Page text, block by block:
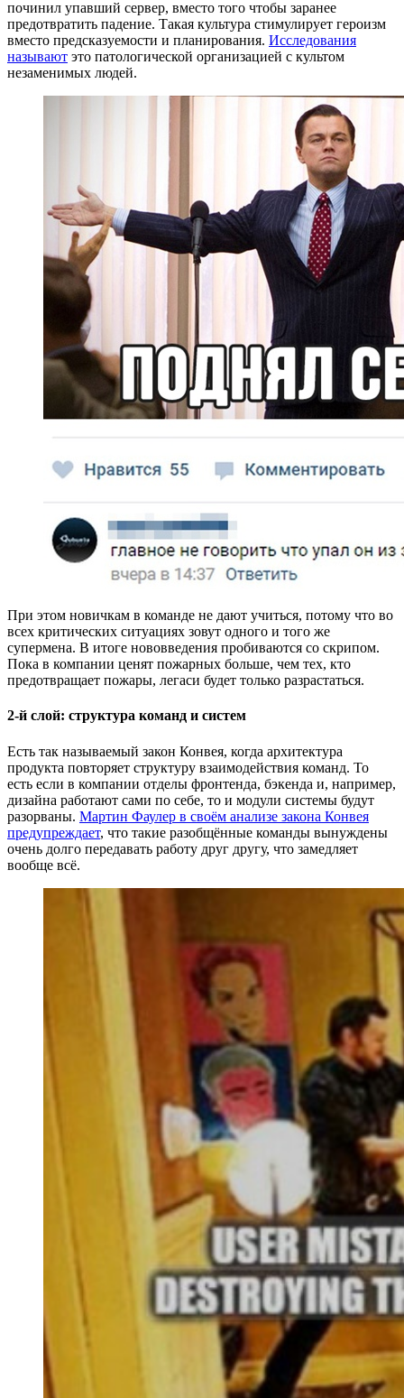
починил упавший сервер, вместо того чтобы заранее
предотвратить падение. Такая культура стимулирует героизм
вместо предсказуемости и планирования. Исследования
называют это патологической организацией с культом
незаменимых людей.
При этом новичкам в команде не дают учиться, потому что во
всех критических ситуациях зовут одного и того же
супермена. В итоге нововведения пробиваются со скрипом.
Пока в компании ценят пожарных больше, чем тех, кто
предотвращает пожары, легаси будет только разрастаться.
2-й слой: структура команд и систем
Есть так называемый закон Конвея, когда архитектура
продукта повторяет структуру взаимодействия команд. То
есть если в компании отделы фронтенда, бэкенда и, например,
дизайна работают сами по себе, то и модули системы будут
разорваны. Мартин Фаулер в своём анализе закона Конвея
предупреждает, что такие разобщённые команды вынуждены
очень долго передавать работу друг другу, что замедляет
вообще всё.